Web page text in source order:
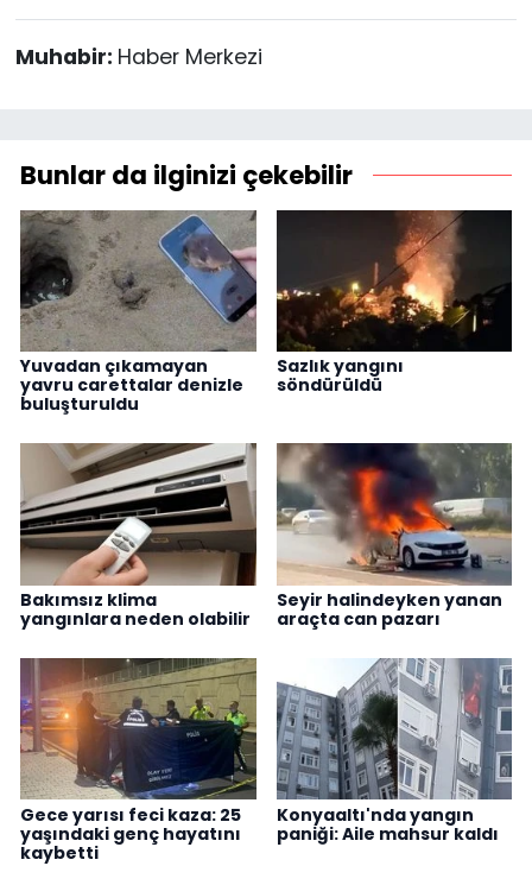
Muhabir: Haber Merkezi
Bunlar da ilginizi çekebilir
Yuvadan çıkamayan
yavru carettalar denizle
buluşturuldu
Sazlık yangını
söndürüldü
Bakımsız klima
yangınlara neden olabilir
Seyir halindeyken yanan
araçta can pazarı
Gece yarısı feci kaza: 25
yaşındaki genç hayatını
kaybetti
Konyaaltı'nda yangın
paniği: Aile mahsur kaldı